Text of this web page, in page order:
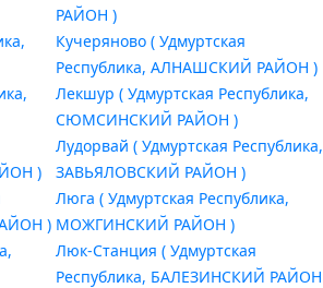
РАЙОН )
Кучеряново ( Удмуртская
Республика, АЛНАШСКИЙ РАЙОН )
Лекшур ( Удмуртская Республика,
СЮМСИНСКИЙ РАЙОН )
)
Лудорвай ( Удмуртская Республика,
ЗАВЬЯЛОВСКИЙ РАЙОН )
)
Люга ( Удмуртская Республика,
МОЖГИНСКИЙ РАЙОН )
Люк-Станция ( Удмуртская
Республика, БАЛЕЗИНСКИЙ РАЙОН